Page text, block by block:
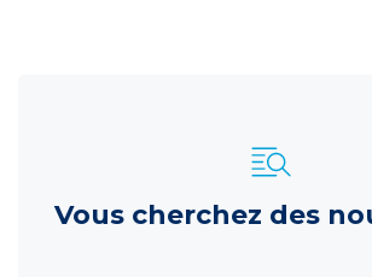
Vous cherchez des